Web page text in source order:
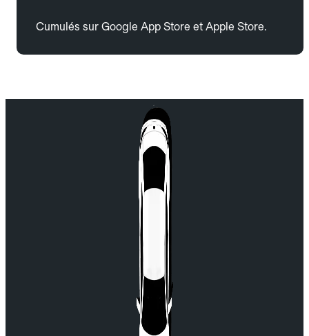
Cumulés sur Google App Store et Apple Store.